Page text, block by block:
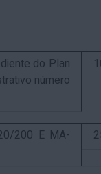
do Plan
número
200 E MA-